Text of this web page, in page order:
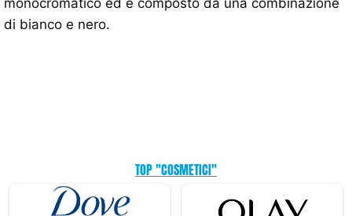
di bianco e nero.
TOP "COSMETICI"